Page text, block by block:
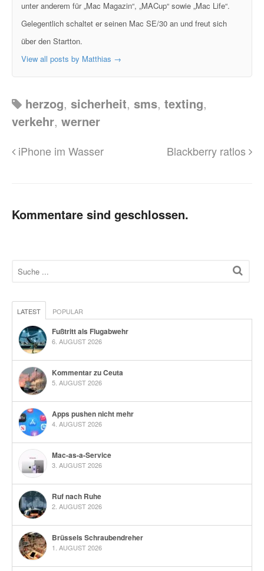
unter anderem für „Mac Magazin“, „MACup“ sowie „Mac Life“.
Gelegentlich schaltet er seinen Mac SE/30 an und freut sich
über den Startton.
View all posts by Matthias →
herzog, sicherheit, sms, texting,
verkehr, werner
iPhone im Wasser Blackberry ratlos
Kommentare sind geschlossen.
LATEST POPULAR
Fußtritt als Flugabwehr
6. AUGUST 2026
Kommentar zu Ceuta
5. AUGUST 2026
Apps pushen nicht mehr
4. AUGUST 2026
Mac-as-a-Service
3. AUGUST 2026
Ruf nach Ruhe
2. AUGUST 2026
Brüssels Schraubendreher
1. AUGUST 2026